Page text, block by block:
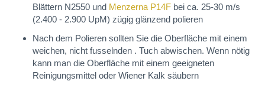
Blättern N2550 und Menzerna P14F bei ca. 25-30 m/s
(2.400 - 2.900 UpM) zügig glänzend polieren
Nach dem Polieren sollten Sie die Oberfläche mit einem
weichen, nicht fusselnden . Tuch abwischen. Wenn nötig
kann man die Oberfläche mit einem geeigneten
Reinigungsmittel oder Wiener Kalk säubern